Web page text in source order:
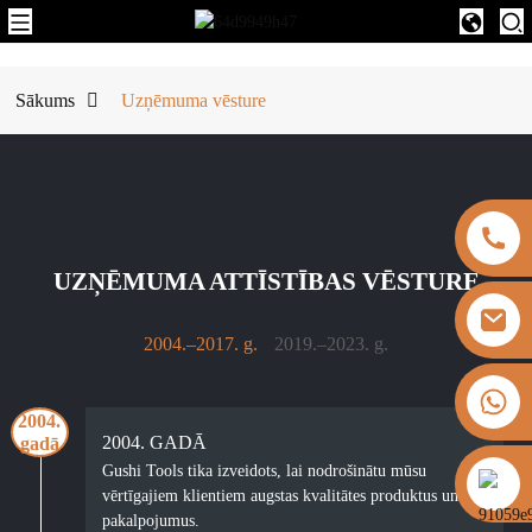
https://vk.com/id855439469
Sākums Uzņēmuma vēsture
UZŅĒMUMA ATTĪSTĪBAS VĒSTURE
2004.–2017. g. 2019.–2023. g.
2004.
gadā
2004. GADĀ
Gushi Tools tika izveidots, lai nodrošinātu mūsu
vērtīgajiem klientiem augstas kvalitātes produktus un
pakalpojumus.
2019.
gadā
2019. GADĀ
Gushi Tools piedzīvoja strauju izaugsmi, jo mūsu
apņemšanās nodrošināt klientu apmierinātību un
produktu izcilību palielināja pieprasījumu pēc mūsu